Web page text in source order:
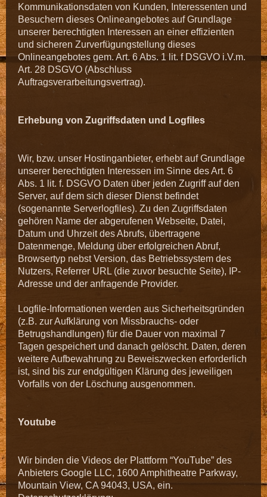
Kommunikationsdaten von Kunden, Interessenten und
Besuchern dieses Onlineangebotes auf Grundlage
unserer berechtigten Interessen an einer effizienten
und sicheren Zurverfügungstellung dieses
Onlineangebotes gem. Art. 6 Abs. 1 lit. f DSGVO i.V.m.
Art. 28 DSGVO (Abschluss
Auftragsverarbeitungsvertrag).
Erhebung von Zugriffsdaten und Logfiles
Wir, bzw. unser Hostinganbieter, erhebt auf Grundlage
unserer berechtigten Interessen im Sinne des Art. 6
Abs. 1 lit. f. DSGVO Daten über jeden Zugriff auf den
Server, auf dem sich dieser Dienst befindet
(sogenannte Serverlogfiles). Zu den Zugriffsdaten
gehören Name der abgerufenen Webseite, Datei,
Datum und Uhrzeit des Abrufs, übertragene
Datenmenge, Meldung über erfolgreichen Abruf,
Browsertyp nebst Version, das Betriebssystem des
Nutzers, Referrer URL (die zuvor besuchte Seite), IP-
Adresse und der anfragende Provider.
Logfile-Informationen werden aus Sicherheitsgründen
(z.B. zur Aufklärung von Missbrauchs- oder
Betrugshandlungen) für die Dauer von maximal 7
Tagen gespeichert und danach gelöscht. Daten, deren
weitere Aufbewahrung zu Beweiszwecken erforderlich
ist, sind bis zur endgültigen Klärung des jeweiligen
Vorfalls von der Löschung ausgenommen.
Youtube
Wir binden die Videos der Plattform “YouTube” des
Anbieters Google LLC, 1600 Amphitheatre Parkway,
Mountain View, CA 94043, USA, ein.